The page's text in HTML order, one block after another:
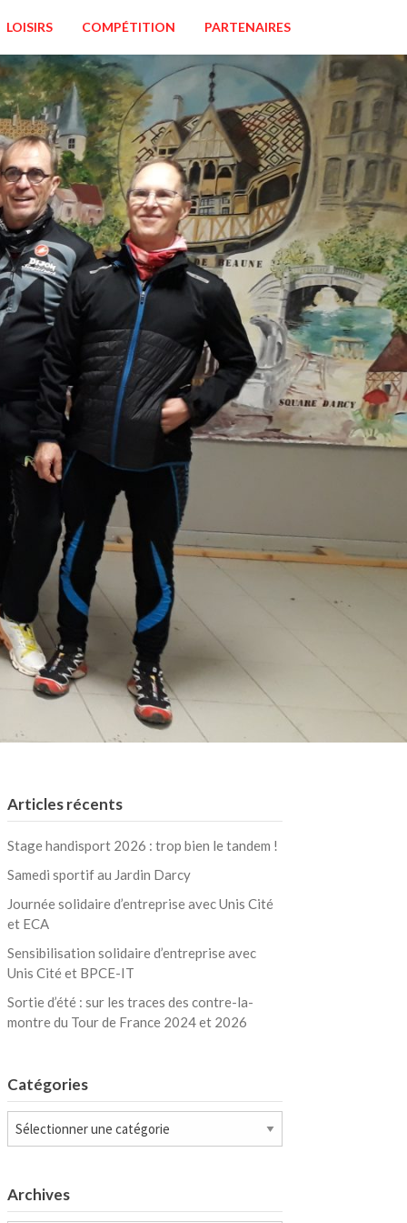
LOISIRS COMPÉTITION PARTENAIRES
Articles récents
Stage handisport 2026 : trop bien le tandem !
Samedi sportif au Jardin Darcy
Journée solidaire d’entreprise avec Unis Cité
et ECA
Sensibilisation solidaire d’entreprise avec
Unis Cité et BPCE-IT
Sortie d’été : sur les traces des contre-la-
montre du Tour de France 2024 et 2026
Catégories
Catégories
Archives